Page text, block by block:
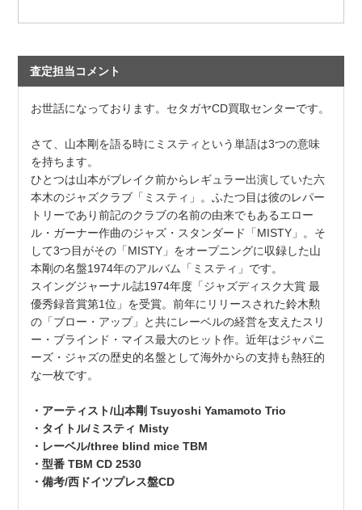
査定担当コメント
お世話になっております。セタガヤCD買取センターです。
さて、山本剛を語る時にミスティという単語は3つの意味
を持ちます。
ひとつは山本がブレイク前からレギュラー出演していた六
本木のジャズクラブ「ミスティ」。ふたつ目は彼のレパー
トリーであり前記のクラブの名前の由来でもあるエロー
ル・ガーナー作曲のジャズ・スタンダード「MISTY」。そ
して3つ目がその「MISTY」をオープニングに収録した山
本剛の名盤1974年のアルバム「ミスティ」です。
スイングジャーナル誌1974年度「ジャズディスク大賞 最
優秀録音賞第1位」を受賞。前年にリリースされた鈴木勲
の「ブロー・アップ」と共にレーベルの経営を支えたスリ
ー・ブラインド・マイス最大のヒット作。近年はジャパニ
ーズ・ジャズの歴史的名盤として海外からの支持も熱狂的
な一枚です。
・アーティスト/山本剛 Tsuyoshi Yamamoto Trio
・タイトル/ミスティ Misty
・レーベル/three blind mice TBM
・型番 TBM CD 2530
・備考/西ドイツプレス盤CD